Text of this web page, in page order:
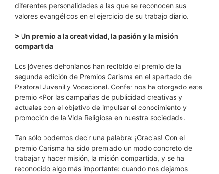
diferentes personalidades a las que se reconocen sus
valores evangélicos en el ejercicio de su trabajo diario.
> Un premio a la creatividad, la pasión y la misión
compartida
Los jóvenes dehonianos han recibido el premio de la
segunda edición de Premios Carisma en el apartado de
Pastoral Juvenil y Vocacional. Confer nos ha otorgado este
premio «Por las campañas de publicidad creativas y
actuales con el objetivo de impulsar el conocimiento y
promoción de la Vida Religiosa en nuestra sociedad».
Tan sólo podemos decir una palabra: ¡Gracias! Con el
premio Carisma ha sido premiado un modo concreto de
trabajar y hacer misión, la misión compartida, y se ha
reconocido algo más importante: cuando nos dejamos